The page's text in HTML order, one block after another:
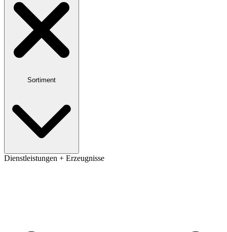
Sortiment
Dienstleistungen + Erzeugnisse